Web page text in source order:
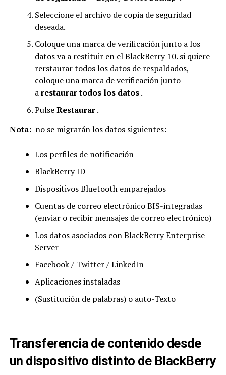
Seleccione el archivo de copia de seguridad
deseada.
Coloque una marca de verificación junto a los
datos va a restituir en el BlackBerry 10. si quiere
rerstaurar todos los datos de respaldados,
coloque una marca de verificación junto
arestaurar todos los datos.
PulseRestaurar.
Nota:no se migrarán los datos siguientes:
Los perfiles de notificación
BlackBerry ID
Dispositivos Bluetooth emparejados
Cuentas de correo electrónico BIS-integradas
(enviar o recibir mensajes de correo electrónico)
Los datos asociados con BlackBerry Enterprise
Server
Facebook / Twitter / LinkedIn
Aplicaciones instaladas
(Sustitución de palabras) o auto-Texto
Transferencia de contenido desde
un dispositivo distinto de BlackBerry